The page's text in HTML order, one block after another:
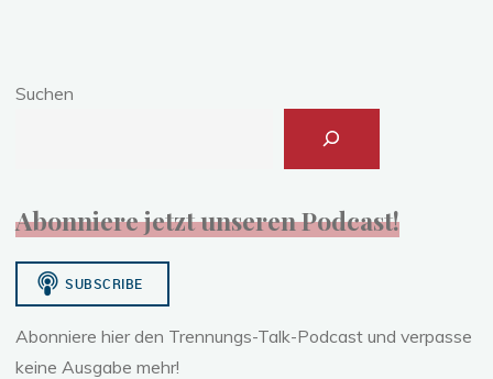
Suchen
Abonniere jetzt unseren Podcast!
Abonniere hier den Trennungs-Talk-Podcast und verpasse
keine Ausgabe mehr!